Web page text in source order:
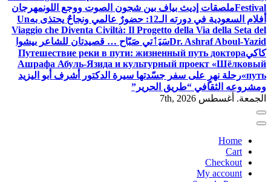
Festivalملصقات إديث بياف بين شجون الصوت ووجع اللونمهرجان
أفلام السعودية في دورته الـ12: حضورٌ عالمي ونجاحٌ يحتذى به
Un
Viaggio che Diventa Civiltà: Il Progetto della Via della Seta del
Dr. Ashraf Aboul-Yazidسَيَٲتي صَبّاح … قصيدتان للشاعر بيشوا
كاكيПутешествие реки в пути: жизненный путь доктора
Ашрафа Абуль-Язида и культурный проект «Шёлковый
путь» رحلة نهرٍ على سفر جسّدتها سيرة الدكتور أشرف أبو اليزيد
ومشروعه الثقافي “طريق الحرير”
الجمعة. أغسطس 7th, 2026
Home
Cart
Checkout
My account